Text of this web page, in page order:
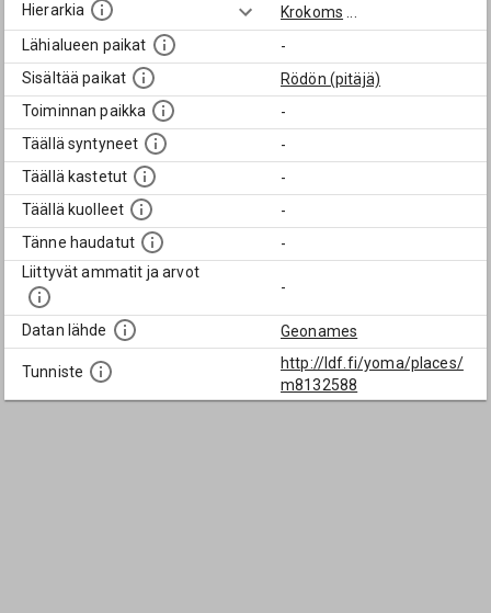
Hierarkia
Krokoms
Lähialueen paikat
-
Sisältää paikat
Rödön (pitäjä)
Toiminnan paikka
-
Täällä syntyneet
-
Täällä kastetut
-
Täällä kuolleet
-
Tänne haudatut
-
Liittyvät ammatit ja arvot
-
Datan lähde Geonames
Tunniste
http://ldf.fi/yoma/places/
m8132588